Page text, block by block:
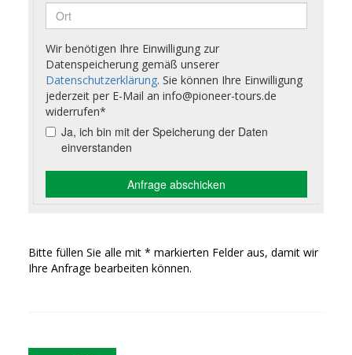
Bitte füllen Sie alle mit * markierten Felder aus, damit wir
Ihre Anfrage bearbeiten können.